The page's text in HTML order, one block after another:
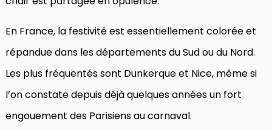
En France, la festivité est essentiellement colorée et
répandue dans les départements du Sud ou du Nord.
Les plus fréquentés sont Dunkerque et Nice, même si
l’on constate depuis déjà quelques années un fort
engouement des Parisiens au carnaval.